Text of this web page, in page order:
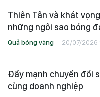
Thiên Tân và khát
những ngôi sao bóng
Quả bóng vàng 20/07/2026
Đẩy mạnh chuyển đổi
cùng doanh nghiệp